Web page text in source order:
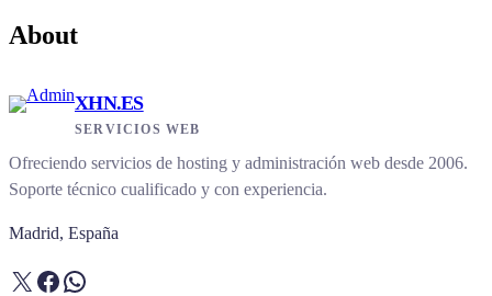
About
XHN.ES
SERVICIOS WEB
Ofreciendo servicios de hosting y administración web desde 2006.
Soporte técnico cualificado y con experiencia.
Madrid, España
X Facebook
WhatsApp